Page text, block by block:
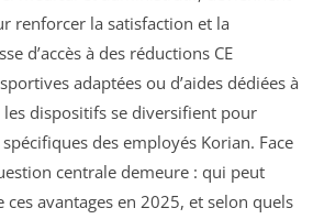
renforcer la satisfaction et la
d’accès à des réductions CE
adaptées ou d’aides dédiées à
les dispositifs se diversifient pour
des employés Korian. Face
centrale demeure : qui peut
avantages en 2025, et selon quels